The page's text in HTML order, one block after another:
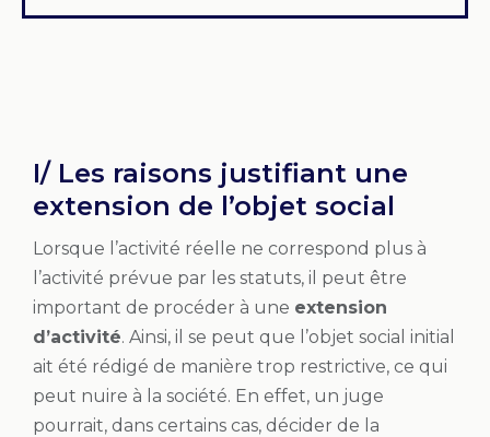
I/ Les raisons justifiant une
extension de l’objet social
Lorsque l’activité réelle ne correspond plus à
l’activité prévue par les statuts, il peut être
important de procéder à une extension
d’activité. Ainsi, il se peut que l’objet social initial
ait été rédigé de manière trop restrictive, ce qui
peut nuire à la société. En effet, un juge
pourrait, dans certains cas, décider de la